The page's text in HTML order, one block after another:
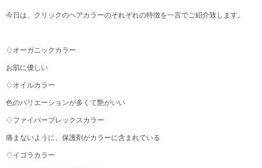
今日は、クリックのヘアカラーのそれぞれの特徴を一言でご紹介致します。
♢オーガニックカラー
お肌に優しい
♢オイルカラー
色のバリエーションが多くて艶がいい
♢ファイバープレックスカラー
痛まないように、保護剤がカラーに含まれている
♢イゴラカラー